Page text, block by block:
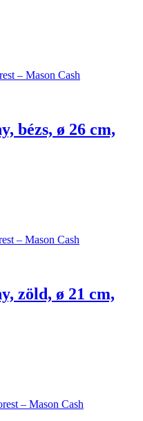
bézs, ø 26 cm,
zöld, ø 21 cm,